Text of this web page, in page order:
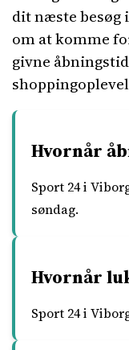
dit næste besøg
om at komme
givne
Hvornår
Sport 24 i
søndag.
Hvornår
Sport 24 i